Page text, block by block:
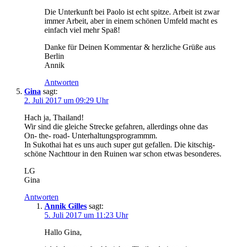
Die Unterkunft bei Paolo ist echt spitze. Arbeit ist zwar
immer Arbeit, aber in einem schönen Umfeld macht es
einfach viel mehr Spaß!
Danke für Deinen Kommentar & herzliche Grüße aus
Berlin
Annik
Antworten
Gina sagt:
2. Juli 2017 um 09:29 Uhr
Hach ja, Thailand!
Wir sind die gleiche Strecke gefahren, allerdings ohne das
On- the- road- Unterhaltungsprogrammm.
In Sukothai hat es uns auch super gut gefallen. Die kitschig-
schöne Nachttour in den Ruinen war schon etwas besonderes.
LG
Gina
Antworten
Annik Gilles sagt:
5. Juli 2017 um 11:23 Uhr
Hallo Gina,